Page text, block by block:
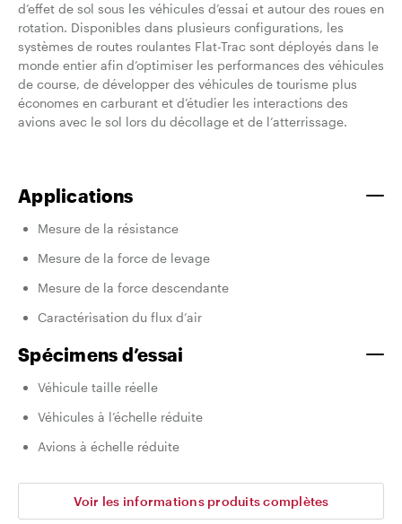
d’effet de sol sous les véhicules d’essai et autour des roues en
rotation. Disponibles dans plusieurs configurations, les
systèmes de routes roulantes Flat-Trac sont déployés dans le
monde entier afin d’optimiser les performances des véhicules
de course, de développer des véhicules de tourisme plus
économes en carburant et d’étudier les interactions des
avions avec le sol lors du décollage et de l’atterrissage.
Applications
Mesure de la résistance
Mesure de la force de levage
Mesure de la force descendante
Caractérisation du flux d’air
Spécimens d’essai
Véhicule taille réelle
Véhicules à l’échelle réduite
Avions à échelle réduite
Voir les informations produits complètes